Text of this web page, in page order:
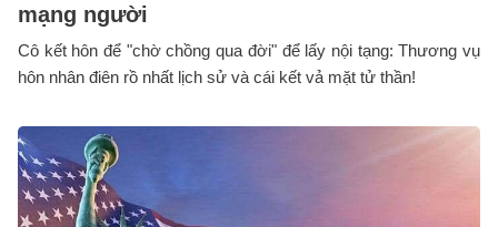
mạng người
Cô kết hôn để "chờ chồng qua đời" để lấy nội tạng: Thương vụ
hôn nhân điên rồ nhất lịch sử và cái kết vả mặt tử thần!